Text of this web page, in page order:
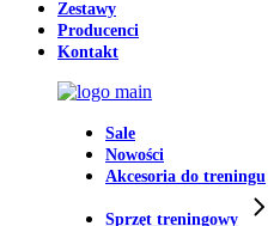
Zestawy
Producenci
Kontakt
Sale
Nowości
Akcesoria do treningu
Sprzęt treningowy